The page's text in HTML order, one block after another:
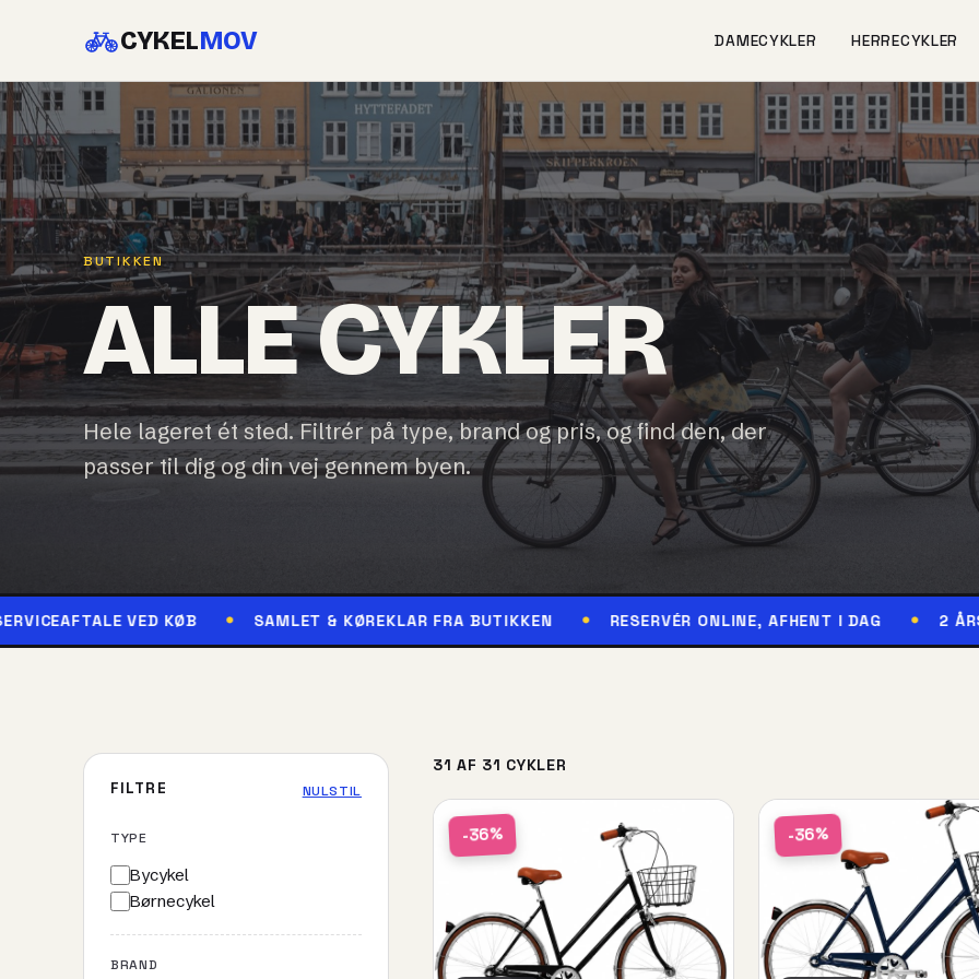
CYKELMOV DAMECYKLER HERRECYKLER
BUTIKKEN
ALLE CYKLER
Hele lageret ét sted. Filtrér på type, brand og pris, og find den, der
passer til dig og din vej gennem byen.
VED KØB SAMLET & KØREKLAR FRA BUTIKKEN RESERVÉR ONLINE, AFHENT I DAG 2 ÅRS GARANTI
FILTRE NULSTIL
TYPE
Bycykel
Børnecykel
BRAND
31 AF 31 CYKLER
-36% -36%